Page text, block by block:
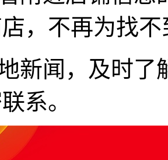
，不再为找
新闻，及时了
系。